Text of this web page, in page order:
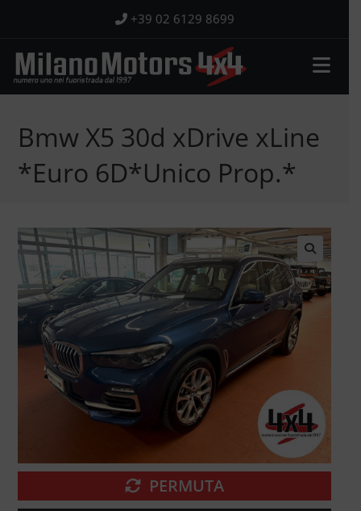
contenuto
+39 02 6129 8699
Bmw X5 30d xDrive xLine
*Euro 6D*Unico Prop.*
🔍
PERMUTA